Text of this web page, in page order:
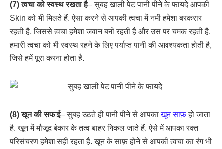
(7) त्वचा को स्वस्थ रखता है– सुबह खाली पेट पानी पीने के फायदे आपकी
Skin को भी मिलते हैं. ऐसा करने से आपकी त्वचा में नमी हमेशा बरकरार
रहती है, जिससे त्वचा हमेशा जवान बनी रहती है और उस पर चमक रहती है.
हमारी त्वचा को भी स्वस्थ रहने के लिए पर्याप्त पानी की आवश्यकता होती है,
जिसे हमें पूरा करना होता है.
(8) खून की सफाई– सुबह उठते ही पानी पीने से आपकाखून साफ़हो जाता
है. खून में मौजूद बेकार के तत्व बाहर निकल जाते हैं. ऐसे में आपका रक्त
परिसंचरण हमेशा सही रहता है. खून के साफ़ होने से आपकी त्वचा का रंग भी